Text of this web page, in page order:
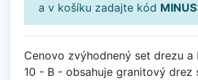
a v košíku zadajte kód
Cenovo zvýhodnený set drezu a
10 - B - obsahuje granitový drez